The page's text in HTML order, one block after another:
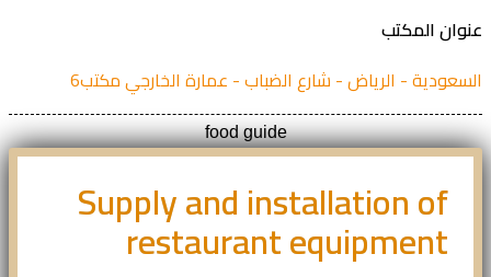
المكتب
- الرياض - شارع الضباب - عمارة الخارجي مكتب6
food guide
Supply and installation of
restaurant equipment